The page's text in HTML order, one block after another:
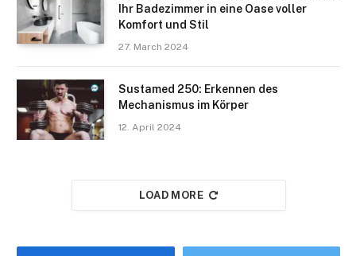
Ihr Badezimmer in eine Oase voller
Komfort und Stil
27. March 2024
Sustamed 250: Erkennen des
Mechanismus im Körper
12. April 2024
LOAD MORE